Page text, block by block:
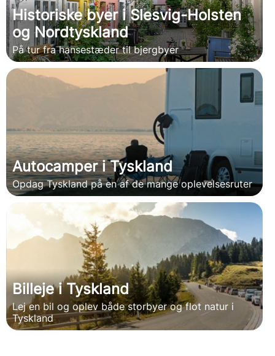
Historiske byer i Slesvig-Holsten
og Nordtyskland
På tur fra hansestæder til bjergbyer
Autocamper i Tyskland
Opdag Tyskland på en af de mange oplevelsesruter
Billeje i Tyskland
Lej en bil og oplev både storbyer og flot natur i
Tyskland